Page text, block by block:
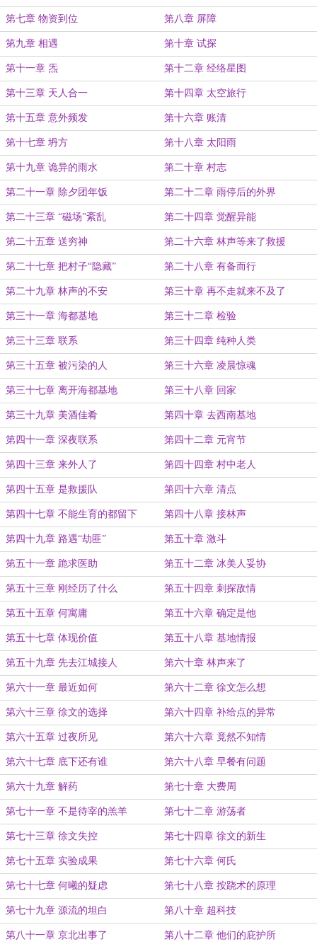
第七章 物资到位 第八章 屏障
第九章 相遇 第十章 试探
第十一章 炁 第十二章 经络星图
第十三章 天人合一 第十四章 太空旅行
第十五章 意外频发 第十六章 账清
第十七章 坍方 第十八章 太阳雨
第十九章 诡异的雨水 第二十章 村志
第二十一章 除夕团年饭 第二十二章 雨停后的外界
第二十三章 “磁场”紊乱 第二十四章 觉醒异能
第二十五章 送穷神 第二十六章 林声等来了救援
第二十七章 把村子“隐藏” 第二十八章 有备而行
第二十九章 林声的不安 第三十章 再不走就来不及了
第三十一章 海都基地 第三十二章 检验
第三十三章 联系 第三十四章 纯种人类
第三十五章 被污染的人 第三十六章 凌晨惊魂
第三十七章 离开海都基地 第三十八章 回家
第三十九章 美酒佳肴 第四十章 去西南基地
第四十一章 深夜联系 第四十二章 元宵节
第四十三章 来外人了 第四十四章 村中老人
第四十五章 是救援队 第四十六章 清点
第四十七章 不能生育的都留下 第四十八章 接林声
第四十九章 路遇“劫匪” 第五十章 激斗
第五十一章 跪求医助 第五十二章 冰美人妥协
第五十三章 刚经历了什么 第五十四章 刺探敌情
第五十五章 何寓庸 第五十六章 确定是他
第五十七章 体现价值 第五十八章 基地情报
第五十九章 先去江城接人 第六十章 林声来了
第六十一章 最近如何 第六十二章 徐文怎么想
第六十三章 徐文的选择 第六十四章 补给点的异常
第六十五章 过夜所见 第六十六章 竟然不知情
第六十七章 底下还有谁 第六十八章 早餐有问题
第六十九章 解药 第七十章 大费周
第七十一章 不是待宰的羔羊 第七十二章 游荡者
第七十三章 徐文失控 第七十四章 徐文的新生
第七十五章 实验成果 第七十六章 何氏
第七十七章 何曦的疑虑 第七十八章 按跷术的原理
第七十九章 源流的坦白 第八十章 超科技
第八十一章 京北出事了 第八十二章 他们的庇护所